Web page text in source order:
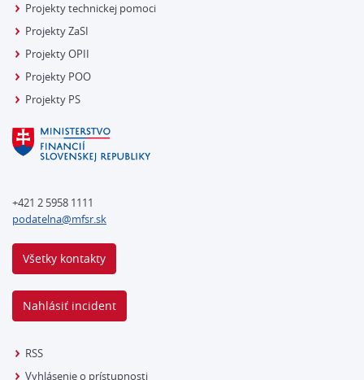
Projekty technickej pomoci
Projekty ZaSI
Projekty OPII
Projekty POO
Projekty PS
+421 2 5958 1111
podatelna@mfsr.sk
Všetky kontakty
Nahlásiť incident
RSS
Vyhlásenie o prístupnosti